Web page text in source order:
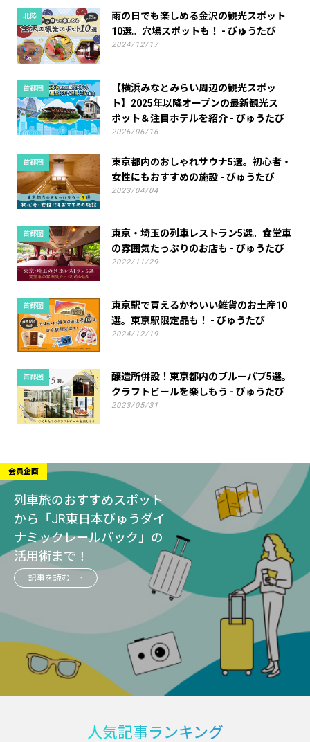
北陸
雨の日でも楽しめる金沢の観光スポット
10選。穴場スポットも！ - びゅうたび
2024/12/17
首都圏
【横浜みなとみらい周辺の観光スポッ
ト】2025年以降オープンの最新観光ス
ポット＆注目ホテルを紹介 - びゅうたび
2026/06/16
首都圏
東京都内のおしゃれサウナ5選。初心者・
女性にもおすすめの施設 - びゅうたび
2023/04/04
首都圏
東京・埼玉の列車レストラン5選。食堂車
の雰囲気たっぷりのお店も - びゅうたび
2022/11/29
首都圏
東京駅で買えるかわいい雑貨のお土産10
選。東京駅限定品も！ - びゅうたび
2024/12/19
首都圏
醸造所併設！東京都内のブルーパブ5選。
クラフトビールを楽しもう - びゅうたび
2023/05/31
会員企画
列車旅のおすすめスポット
から「JR東日本びゅうダイ
ナミックレールパック」の
活用術まで！
記事を読む
人気記事ランキング